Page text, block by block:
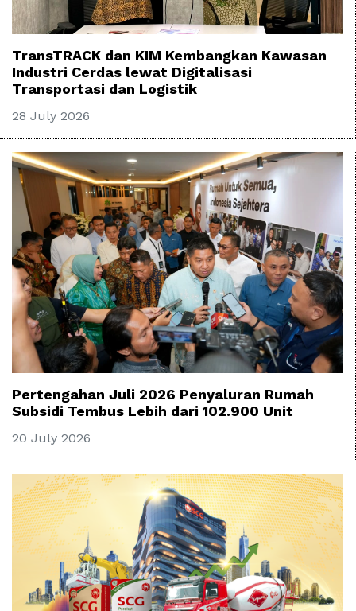
TransTRACK dan KIM Kembangkan Kawasan
Industri Cerdas lewat Digitalisasi
Transportasi dan Logistik
28 July 2026
Pertengahan Juli 2026 Penyaluran Rumah
Subsidi Tembus Lebih dari 102.900 Unit
20 July 2026